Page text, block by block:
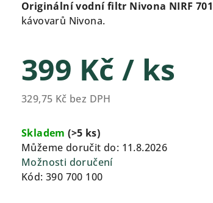
je
5
hvězdiček.
Originální vodní filtr Nivona NIRF 701
kávovarů Nivona.
399 Kč / ks
329,75 Kč bez DPH
cena:
Skladem(>5 ks)
Můžeme doručit do: 11.8.2026
Možnosti doručení
Kód: 390 700 100